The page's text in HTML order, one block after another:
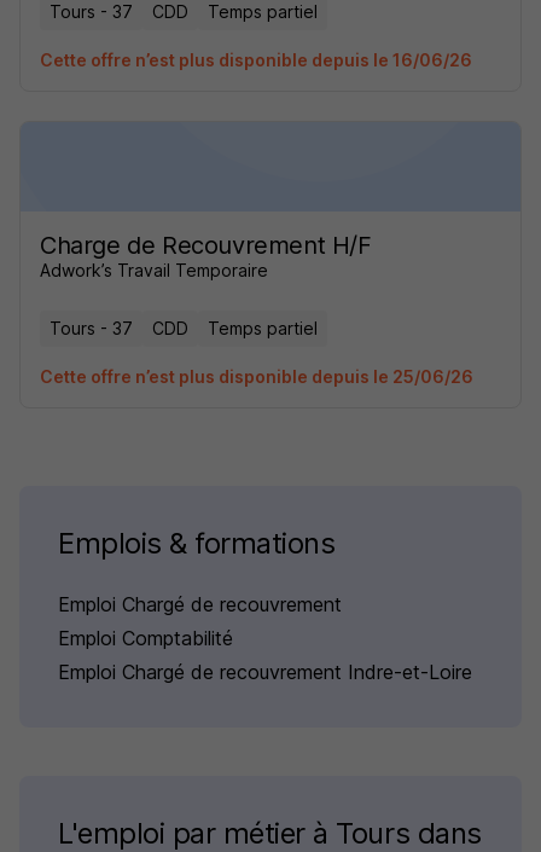
Tours - 37 CDD Temps partiel
Cette offre n’est plus disponible depuis le 16/06/26
Charge de Recouvrement H/F
Adwork’s Travail Temporaire
Tours - 37 CDD Temps partiel
Cette offre n’est plus disponible depuis le 25/06/26
Emplois & formations
Emploi Chargé de recouvrement
Emploi Comptabilité
Emploi Chargé de recouvrement Indre-et-Loire
L'emploi par métier à Tours dans